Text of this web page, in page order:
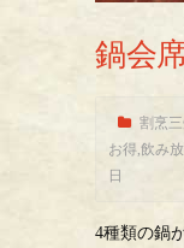
鍋会
割烹
お得,飲み
日
4種類の鍋